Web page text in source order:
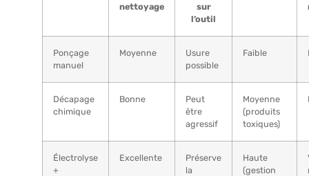
nettoyage
sur
l’outil
Ponçage
manuel
Moyenne
Usure
possible
Faible
Décapage
chimique
Bonne
Peut
être
agressif
Moyenne
(produits
toxiques)
Électrolyse
+
Excellente
Préserve
la
Haute
(gestion